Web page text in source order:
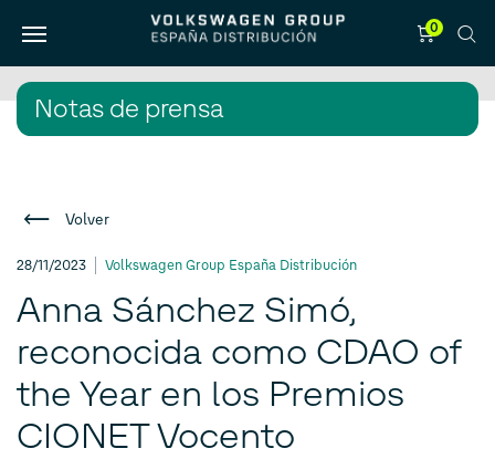
0
Notas de prensa
Volver
28/11/2023 Volkswagen Group España Distribución
Anna Sánchez Simó,
reconocida como CDAO of
the Year en los Premios
CIONET Vocento